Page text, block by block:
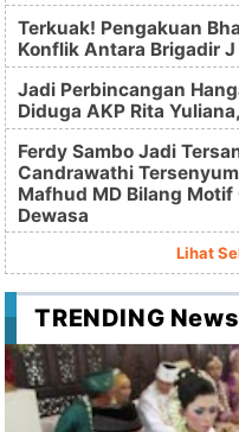
Terkuak! Pengakuan
Konflik Antara Brigadir
Jadi Perbincangan
Diduga AKP Rita
Ferdy Sambo Jadi
Candrawathi
Mafhud MD Bilang Motif
Dewasa
Lihat
TRENDING News